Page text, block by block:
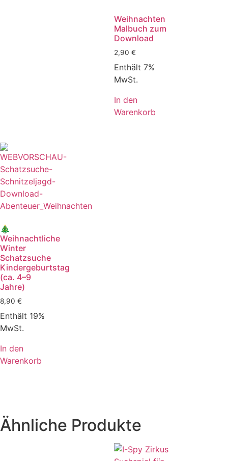
Weihnachten
Malbuch zum
Download
2,90 €
Enthält 7%
MwSt.
In den
Warenkorb
🎄
Weihnachtliche
Winter
Schatzsuche
Kindergeburtstag
(ca. 4–9
Jahre)
8,90 €
Enthält 19%
MwSt.
In den
Warenkorb
Ähnliche Produkte